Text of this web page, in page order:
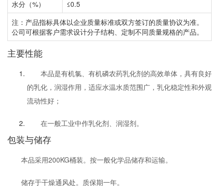
水分（%）
≤0.5
注：产品指标具体以企业质量标准或双方签订的质量协议为准。
公司可根据客户需求设计分子结构、定制不同质量规格的产品。
主要性能
本品是有机氯、有机磷农药乳化剂的高效单体，具有良好
的乳化，润湿作用，适应水温水质范围广，乳化稳定性和外观
流动性好；
在一般工业中作乳化剂、润湿剂。
包装与储存
本品采用200KG桶装。按一般化学品储存和运输。
储存于干燥通风处。质保期一年。